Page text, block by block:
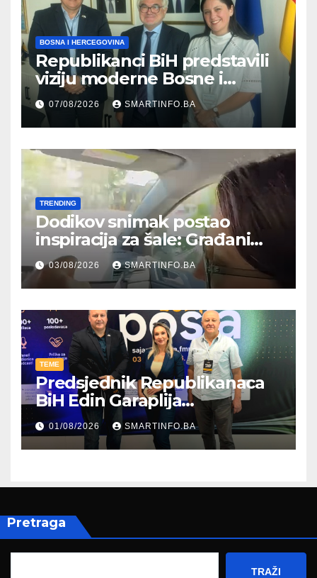
BOSNA I HERCEGOVINA
Republikanci BiH predstavili
viziju moderne Bosne i
Hercegovine ambasadoru
Njemačke
07/08/2026 SMARTINFO.BA
TRENDING
Dodikov snimak postao
inspiracija za šale: Građani
kroz parodiju poslali poruku
03/08/2026 SMARTINFO.BA
TEME
Predsjednik Republikanaca
BiH Edin Garaplija
prisustvovao prezentaciji
Federalnog sajma
zapošljavanja
01/08/2026 SMARTINFO.BA
Pretraga
TRAŽI